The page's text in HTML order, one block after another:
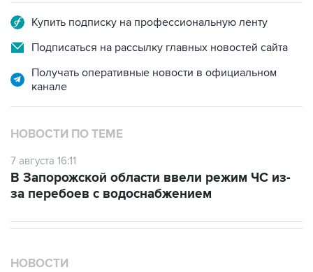
Купить подписку на профессиональную ленту
Подписаться на рассылку главных новостей сайта
Получать оперативные новости в официальном
канале
НОВОСТИ ПО ТЕМЕ
7 августа 16:11
В Запорожской области ввели режим ЧС из-
за перебоев с водоснабжением
НОВОСТИ